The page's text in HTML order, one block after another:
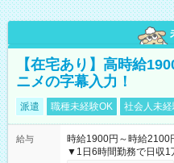
【在宅あり】高時給
ニメの字幕入力！
派遣 職種未経験OK 社会人未
給与
時給1900円～時給
▼1日6時間勤務で日収1